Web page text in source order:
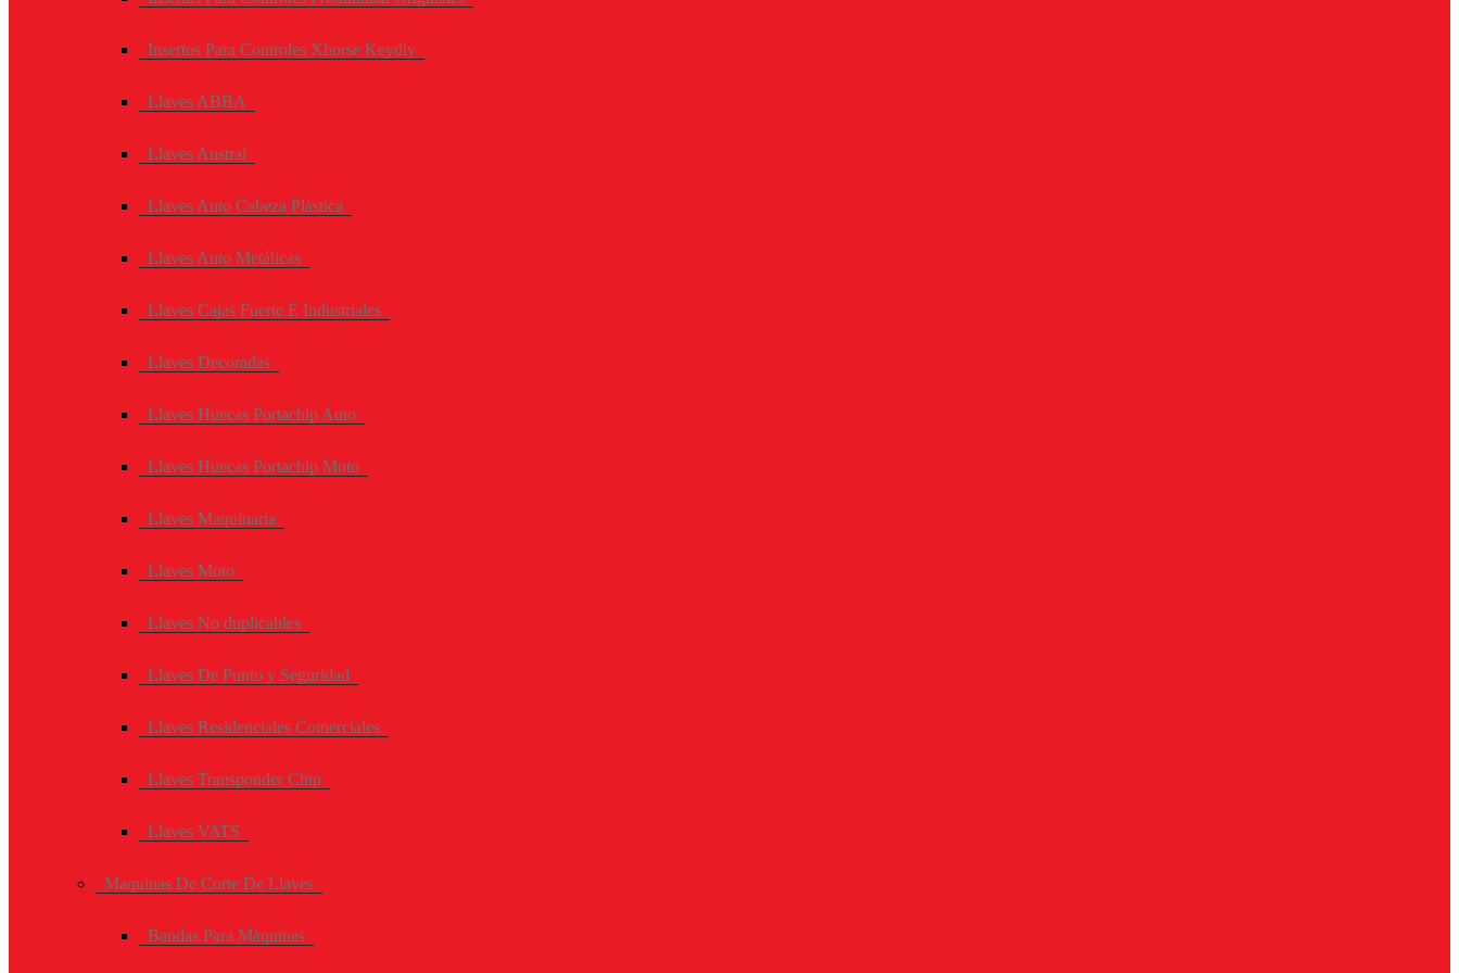
Insertos Para Controles Xhorse Keydiy
Llaves ABBA
Llaves Austral
Llaves Auto Cabeza Plástica
Llaves Auto Metálicas
Llaves Cajas Fuerte E Industriales
Llaves Decoradas
Llaves Huecas Portachip Auto
Llaves Huecas Portachip Moto
Llaves Maquinaria
Llaves Moto
Llaves No duplicables
Llaves De Punto y Seguridad
Llaves Residenciales Comerciales
Llaves Transponder Chip
Llaves VATS
Maquinas De Corte De Llaves
Bandas Para Máquinas